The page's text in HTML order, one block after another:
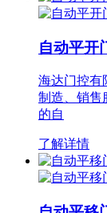
自动平开
海达门控有
制造、销售
的自
了解详情